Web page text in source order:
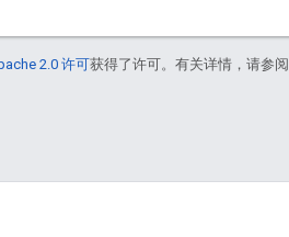
2.0 许可获得了许可。有关详情，请参阅